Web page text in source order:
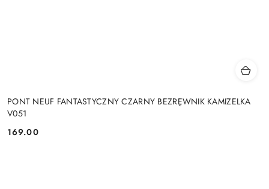
PONT NEUF FANTASTYCZNY CZARNY BEZRĘWNIK KAMIZELKA
V051
Cena:
169.00